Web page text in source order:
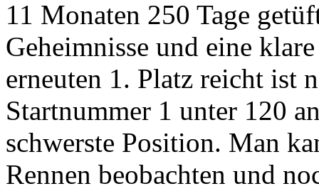
11 Monaten 250 Tage
Geheimnisse und eine
erneuten 1. Platz reicht ist
Startnummer 1 unter 120
schwerste Position. Man
Rennen beobachten und